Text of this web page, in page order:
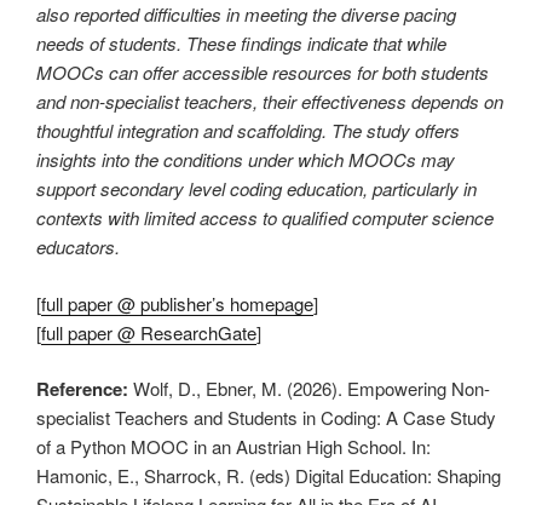
also reported difficulties in meeting the diverse pacing
needs of students. These findings indicate that while
MOOCs can offer accessible resources for both students
and non-specialist teachers, their effectiveness depends on
thoughtful integration and scaffolding. The study offers
insights into the conditions under which MOOCs may
support secondary level coding education, particularly in
contexts with limited access to qualified computer science
educators.
[full paper @ publisher’s homepage]
[full paper @ ResearchGate]
Reference: Wolf, D., Ebner, M. (2026). Empowering Non-
specialist Teachers and Students in Coding: A Case Study
of a Python MOOC in an Austrian High School. In:
Hamonic, E., Sharrock, R. (eds) Digital Education: Shaping